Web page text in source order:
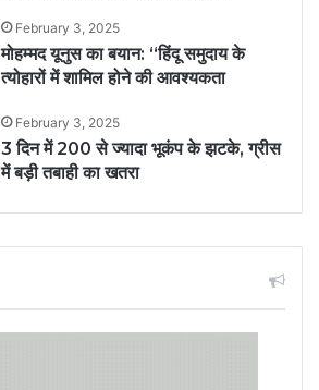
February 3, 2025
मोहम्मद यूनुस का बयान: “हिंदू समुदाय के
त्योहारों में शामिल होने की आवश्यकता
February 3, 2025
3 दिन में 200 से ज्यादा भूकंप के झटके, ग्रीस
में बड़ी तबाही का खतरा